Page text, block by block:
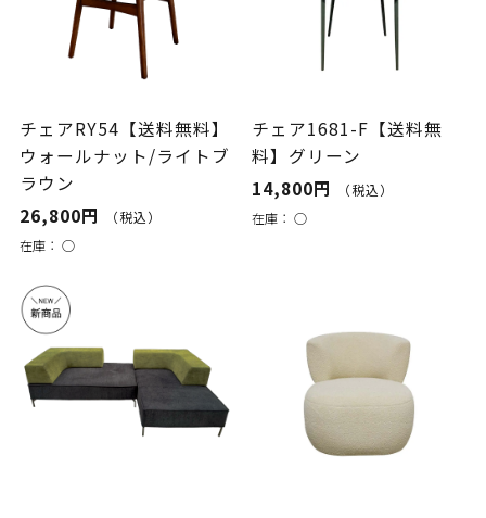
チェアRY54【送料無料】
ウォールナット/ライトブ
ラウン
26,800円
（税込）
在庫： ○
チェア1681-F【送料無
料】グリーン
14,800円
（税込）
在庫：○